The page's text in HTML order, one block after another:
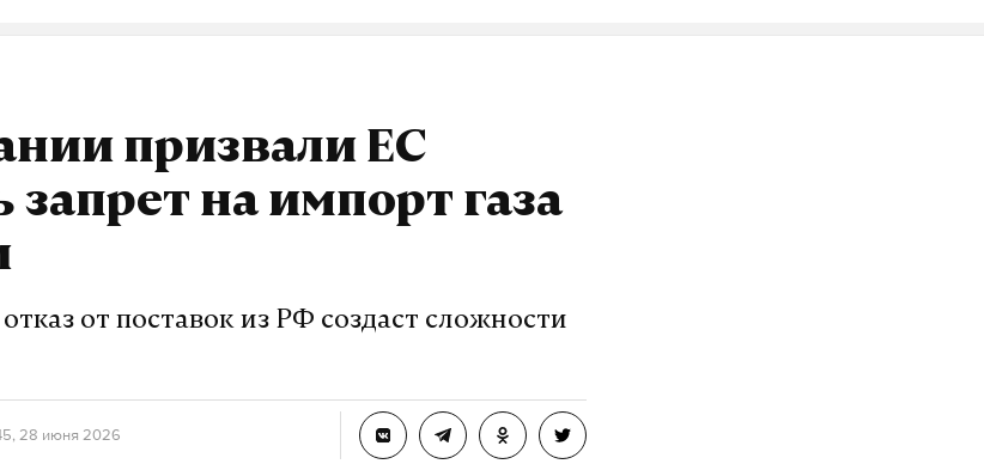
призвали ЕС
на импорт газа
от поставок из РФ создаст сложности
28 июня 2026